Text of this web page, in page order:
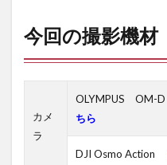
今回の撮影機材
カメ
ラ
OLYMPUS
ちら
DJI Osmo Action